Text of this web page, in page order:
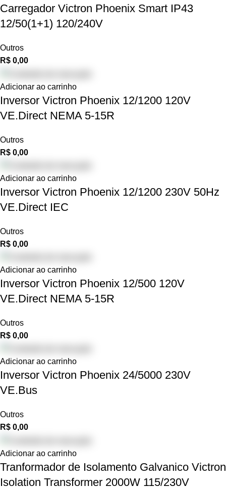
Carregador Victron Phoenix Smart IP43
12/50(1+1) 120/240V
Outros
R$ 0,00
Adicionar ao carrinho
Inversor Victron Phoenix 12/1200 120V
VE.Direct NEMA 5-15R
Outros
R$ 0,00
Adicionar ao carrinho
Inversor Victron Phoenix 12/1200 230V 50Hz
VE.Direct IEC
Outros
R$ 0,00
Adicionar ao carrinho
Inversor Victron Phoenix 12/500 120V
VE.Direct NEMA 5-15R
Outros
R$ 0,00
Adicionar ao carrinho
Inversor Victron Phoenix 24/5000 230V
VE.Bus
Outros
R$ 0,00
Adicionar ao carrinho
Tranformador de Isolamento Galvanico Victron
Isolation Transformer 2000W 115/230V